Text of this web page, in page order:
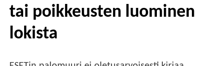
tai poikkeusten luominen
lokista